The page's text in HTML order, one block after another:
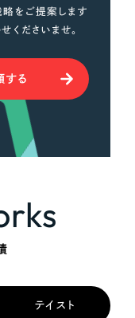
略をご提案します
くださいませ。
する
テイスト